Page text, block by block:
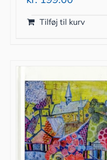
Tilføj til kurv